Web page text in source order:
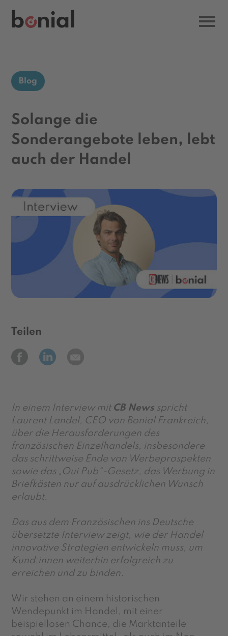
Blog
Solange die
Sonderangebote leben, lebt
auch der Handel
Teilen
In einem Interview mit CB News spricht
Laurent Landel, CEO von Bonial Frankreich,
über die Herausforderungen des
französischen Einzelhandels, insbesondere
das schrittweise Ende von Werbeprospekten
sowie das „Oui Pub“-Gesetz, das Werbung in
Briefkästen nur auf ausdrücklichen Wunsch
erlaubt.
Das aus dem Französischen ins Deutsche
übersetzte Interview zeigt, wie der Handel
innovative Strategien entwickeln muss, um
Kund:innen weiterhin erfolgreich zu
erreichen und zu binden.
Wir stehen an einem historischen
Wendepunkt im Handel, mit einer
beispiellosen Chance, die Marktanteile